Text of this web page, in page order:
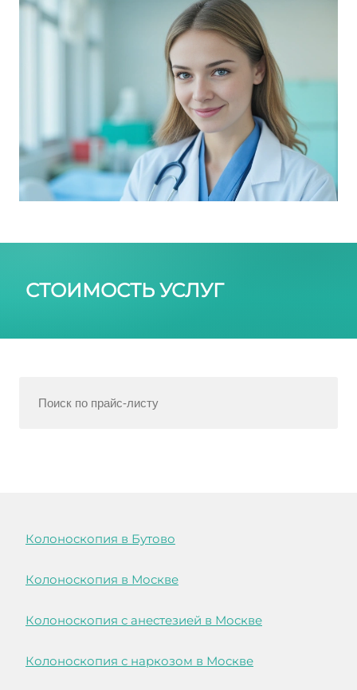
СТОИМОСТЬ УСЛУГ
Колоноскопия в Бутово
Колоноскопия в Москве
Колоноскопия с анестезией в Москве
Колоноскопия с наркозом в Москве